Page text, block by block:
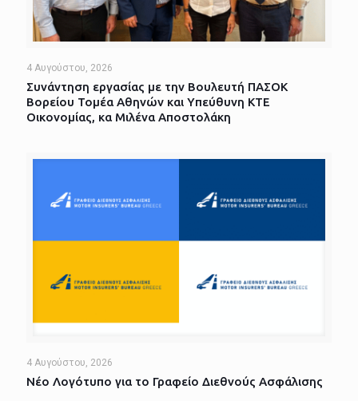
4 Αυγούστου, 2026
Συνάντηση εργασίας με την Βουλευτή ΠΑΣΟΚ
Βορείου Τομέα Αθηνών και Υπεύθυνη ΚΤΕ
Οικονομίας, κα Μιλένα Αποστολάκη
4 Αυγούστου, 2026
Νέο Λογότυπο για το Γραφείο Διεθνούς Ασφάλισης